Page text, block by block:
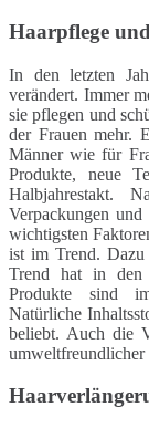
Haarpflege
In den letzten
verändert. Immer
sie pflegen und
der Frauen mehr.
Männer wie für
Produkte, neue
Halbjahrestakt.
Verpackungen
wichtigsten
ist im Trend. Dazu
Trend hat in den
Produkte sind
Natürliche
beliebt. Auch die
umweltfreundlicher